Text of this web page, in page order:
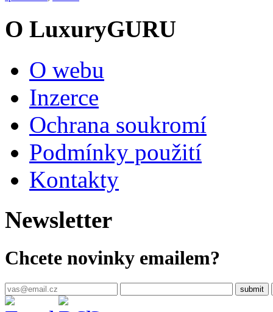
O LuxuryGURU
O webu
Inzerce
Ochrana soukromí
Podmínky použití
Kontakty
Newsletter
Chcete novinky emailem?